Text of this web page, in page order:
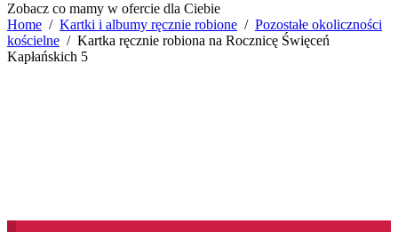
Zobacz co mamy w ofercie dla Ciebie
Home / Kartki i albumy ręcznie robione / Pozostałe okoliczności
kościelne / Kartka ręcznie robiona na Rocznicę Święceń
Kapłańskich 5